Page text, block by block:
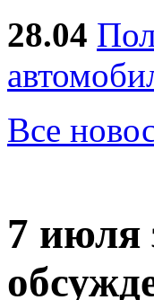
28.04
Все
7 июля